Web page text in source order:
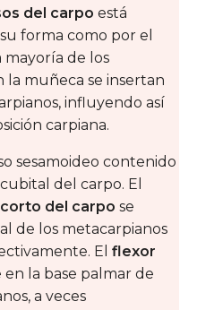
del carpo está
forma como por el
mayoría de los
muñeca se insertan
influyendo así
carpiana.
sesamoideo contenido
del carpo. El
del carpo se
de los metacarpianos
El flexor
en la base palmar de
a veces